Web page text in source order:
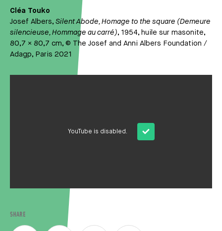
Cléa Touko
Josef Albers, Silent Abode, Homage to the square (Demeure
silencieuse, Hommage au carré), 1954, huile sur masonite,
80,7 × 80,7 cm, © The Josef and Anni Albers Foundation /
Adagp, Paris 2021
YouTube is disabled.
SHARE